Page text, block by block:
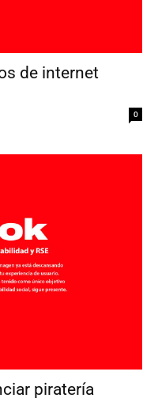
de internet
0
piratería